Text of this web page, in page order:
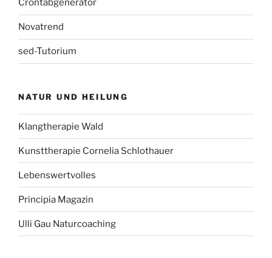
Crontabgenerator
Novatrend
sed-Tutorium
NATUR UND HEILUNG
Klangtherapie Wald
Kunsttherapie Cornelia Schlothauer
Lebenswertvolles
Principia Magazin
Ulli Gau Naturcoaching